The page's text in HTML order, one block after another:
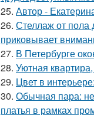
25. Автор -
26. Стеллаж от пола
приковывает
27. В Петербурге
28. Уютная
29. Цвет в
30. Обычная пара:
платья в рамках